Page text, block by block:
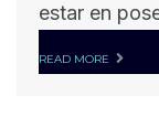
estar en
READ MORE